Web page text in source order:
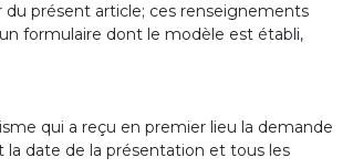
présent article; ces renseignements
formulaire dont le modèle est établi,
qui a reçu en premier lieu la demande
date de la présentation et tous les